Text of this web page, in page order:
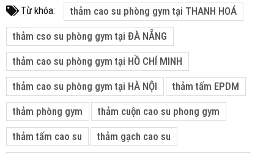
Từ khóa: thảm cao su phòng gym tại THANH HOÁ
thảm cso su phòng gym tại ĐÀ NẴNG
thảm cao su phòng gym tại HỒ CHÍ MINH
thảm cao su phòng gym tại HÀ NỘI thảm tấm EPDM
thảm phòng gym thảm cuộn cao su phong gym
thảm tấm cao su thảm gạch cao su